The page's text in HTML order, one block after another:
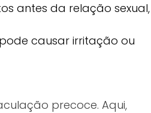
antes da relação sexual,
causar irritação ou
precoce. Aqui,